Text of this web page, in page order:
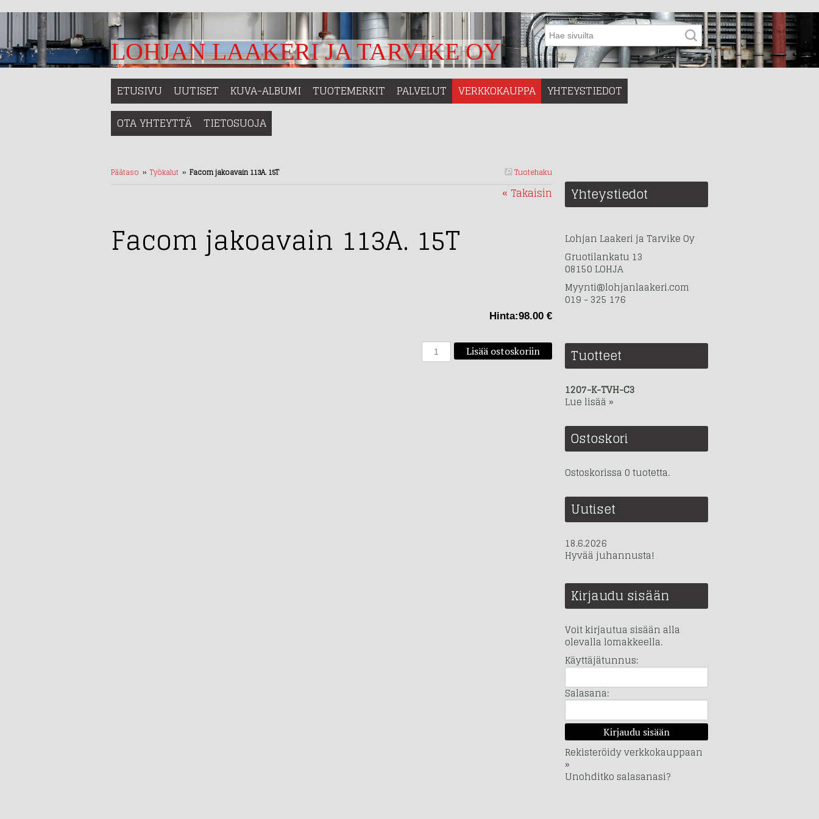
LOHJAN LAAKERI JA TARVIKE OY
ETUSIVU UUTISET KUVA-ALBUMI TUOTEMERKIT PALVELUT VERKKOKAUPPA
YHTEYSTIEDOT
OTA YHTEYTTÄ
TIETOSUOJA
Tuotehaku
Päätaso ›› Työkalut ›› Facom jakoavain 113A. 15T
« Takaisin
Facom jakoavain 113A. 15T
Hinta:98.00 €
Yhteystiedot
Lohjan Laakeri ja Tarvike Oy
Gruotilankatu 13
08150 LOHJA
Myynti@lohjanlaakeri.com
019 - 325 176
Tuotteet
1207-K-TVH-C3
Lue lisää »
Ostoskori
Ostoskorissa 0 tuotetta.
Uutiset
18.6.2026
Hyvää juhannusta!
Kirjaudu sisään
Voit kirjautua sisään alla
olevalla lomakkeella.
Käyttäjätunnus:
Salasana:
Rekisteröidy verkkokauppaan
»
Unohditko salasanasi?